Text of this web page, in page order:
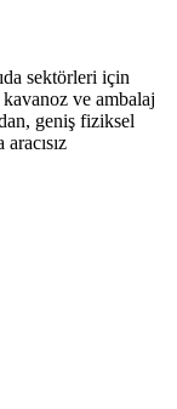
sektörleri için
ve ambalaj
geniş fiziksel